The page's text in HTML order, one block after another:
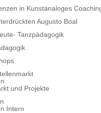
in Kunstanaloges
Augusto Boal
Tanzpädagogik
und Projekte
Intern